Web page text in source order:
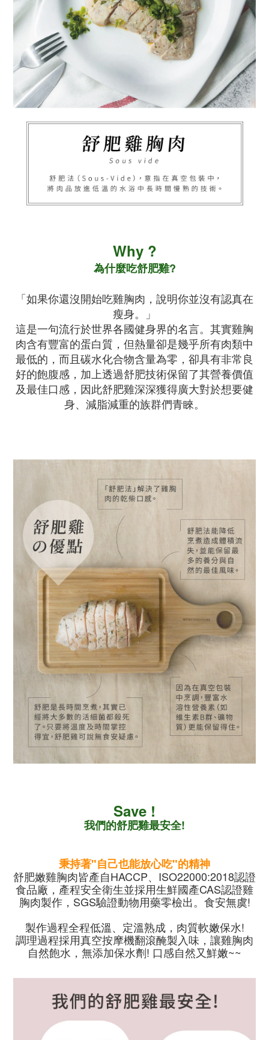
Why ?
為什麼吃舒肥雞?
「如果你還沒開始吃雞胸肉，說明你並沒有認真在
瘦身。」
這是一句流行於世界各國健身界的名言。其實雞胸
肉含有豐富的蛋白質，但熱量卻是幾乎所有肉類中
最低的，而且碳水化合物含量為零，卻具有非常良
好的飽腹感，加上透過舒肥技術保留了其營養價值
及最佳口感，因此舒肥雞深深獲得廣大對於想要健
身、減脂減重的族群們青睞。
Save !
我們的舒肥雞最安全!
秉持著"自己也能放心吃"的精神
舒肥嫩雞胸肉皆產自HACCP、ISO22000:2018認證
食品廠，產程安全衛生並採用生鮮國產CAS認證雞
胸肉製作，SGS驗證動物用藥零檢出。食安無虞!
製作過程全程低溫、定溫熟成，肉質軟嫩保水!
調理過程採用真空按摩機翻滾醃製入味，讓雞胸肉
自然飽水，無添加保水劑! 口感自然又鮮嫩~~